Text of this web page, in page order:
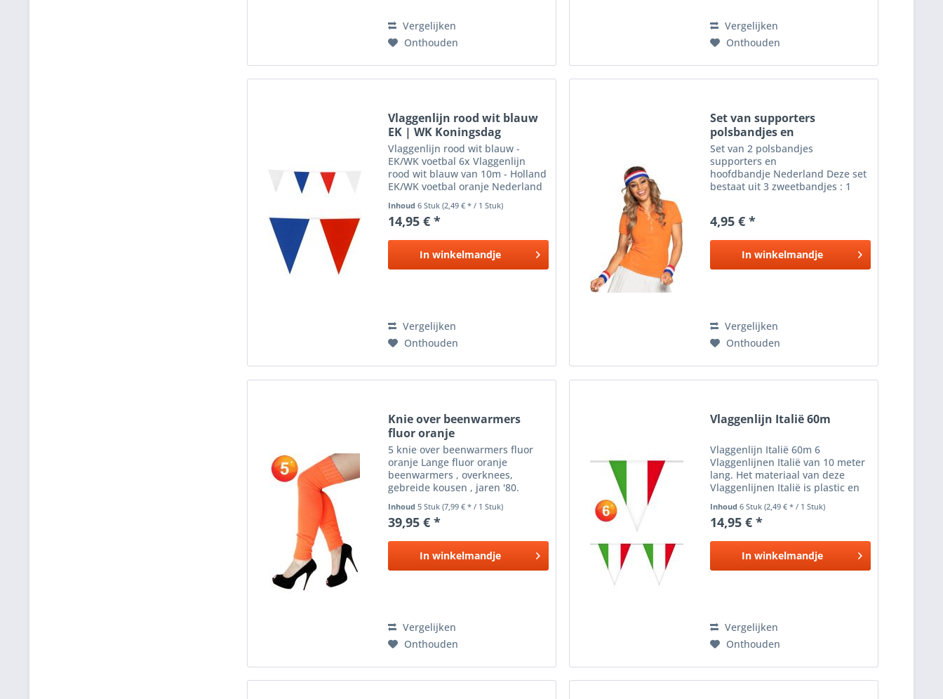
Vergelijken
Onthouden
Vergelijken
Onthouden
Vlaggenlijn rood wit blauw
EK | WK Koningsdag
Vlaggenlijn rood wit blauw -
EK/WK voetbal 6x Vlaggenlijn
rood wit blauw van 10m - Holland
EK/WK voetbal oranje Nederland
Inhoud6 Stuk(2,49 € * / 1 Stuk)
14,95 € *
In winkelmandje
Vergelijken
Onthouden
Set van supporters
polsbandjes en
hoofdbandje...
Set van 2 polsbandjes
supporters en
hoofdbandje Nederland Deze set
bestaat uit 3 zweetbandjes : 1
zweetbandjes zijn rood wit blauw
en zijn elastisch. Deze
zweetbanden set voor...
4,95 € *
In winkelmandje
Vergelijken
Onthouden
Knie over beenwarmers
fluor oranje
5 knie over beenwarmers fluor
oranje Lange fluor oranje
beenwarmers , overknees,
gebreide kousen , jaren '80.
kleuren.
Inhoud 5 Stuk(7,99 € * / 1 Stuk)
39,95 € *
In winkelmandje
Vergelijken
Onthouden
Vlaggenlijn Italië 60m
Vlaggenlijn Italië 60m 6
Vlaggenlijnen Italië van 10 meter
lang. Het materiaal van deze
Vlaggenlijnen Italië is plastic en
voor buiten en binnen. Het
formaat van een Italiaans
Inhoud6 Stuk(2,49 € * / 1 Stuk)
14,95 € *
In winkelmandje
Vergelijken
Onthouden